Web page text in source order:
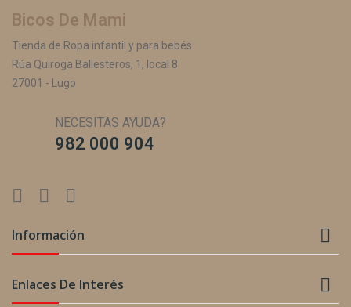
Bicos De Mami
Tienda de Ropa infantil y para bebés
Rúa Quiroga Ballesteros, 1, local 8
27001 - Lugo
NECESITAS AYUDA?
982 000 904
Información 
Enlaces De Interés 